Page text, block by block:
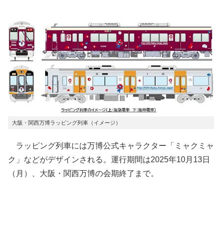
大阪・関西万博ラッピング列車（イメージ）
ラッピング列車には万博公式キャラクター「ミャクミャ
ク」などがデザインされる。運行期間は2025年10月13日
（月）、大阪・関西万博の会期終了まで。